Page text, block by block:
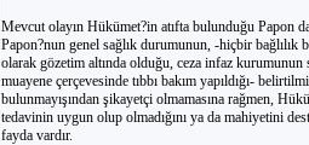
Mevcut olayın Hükümet?in atıfta bulunduğu Papon
Papon?nun genel sağlık durumunun, -hiçbir
olarak gözetim altında olduğu, ceza infaz kurumunun
muayene çerçevesinde tıbbı bakım yapıldığı-
bulunmayışından şikayetçi olmamasına rağmen,
tedavinin uygun olup olmadığını ya da mahiyetini
fayda vardır.